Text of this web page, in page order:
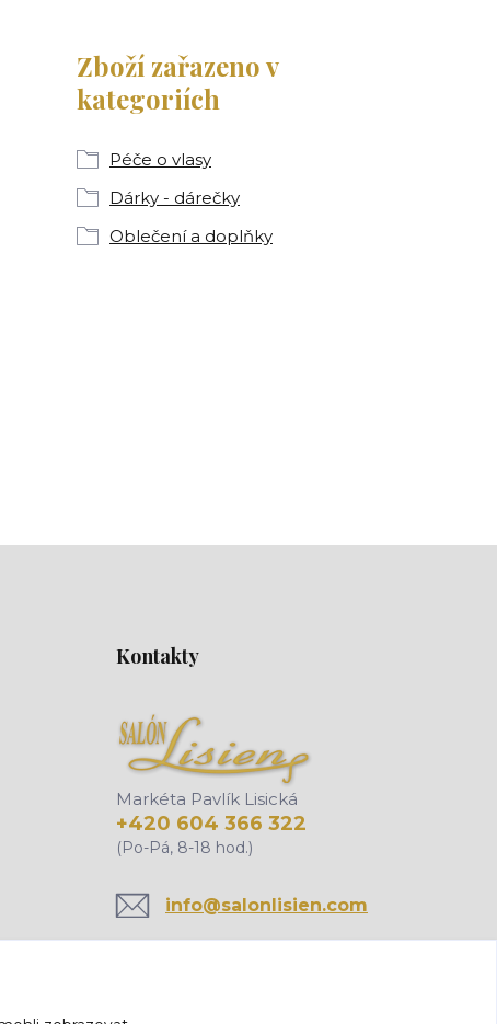
Zboží zařazeno v
kategoriích
Péče o vlasy
Dárky - dárečky
Oblečení a doplňky
Kontakty
Markéta Pavlík Lisická
+420 604 366 322
(Po-Pá, 8-18 hod.)
info@salonlisien.com